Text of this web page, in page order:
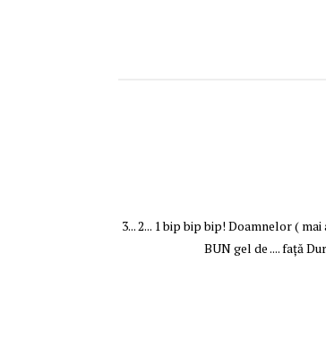
3... 2... 1 bip bip bip! Doamnelor (
BUN gel de .... faţă